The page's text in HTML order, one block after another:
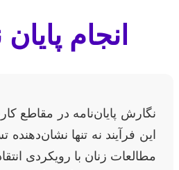
انجام
نگارش پایان‌نامه در مقاطع
این فرآیند نه تنها
مطالعات زنان با رویکردی